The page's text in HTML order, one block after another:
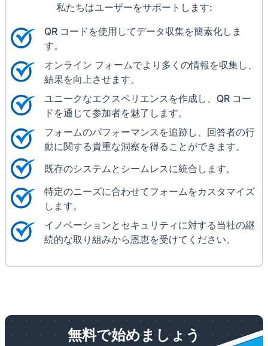
私たちはユーザーをサポートします:
QR コードを使用してデータ収集を簡素化しま
す。
オンライン フォームでより多くの情報を収集し、
結果を向上させます。
ユニークなエクスペリエンスを作成し、QR コー
ドを通じて参加者を魅了します。
フォームのパフォーマンスを追跡し、回答者の行
動に関する貴重な洞察を得ることができます。
既存のシステムとシームレスに統合します。
特定のニーズに合わせてフォームをカスタマイズ
します。
イノベーションとセキュリティに対する当社の継
続的な取り組みから恩恵を受けてください。
無料で始めましょう